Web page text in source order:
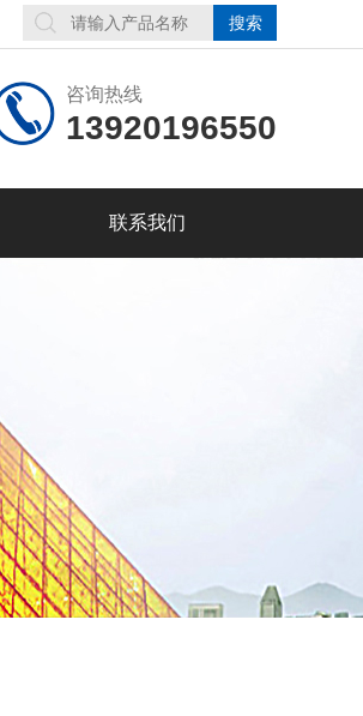
咨询热线
13920196550
联系我们